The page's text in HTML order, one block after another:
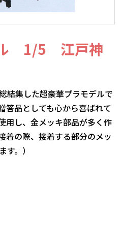
ル 1/5 江戸神
結集した超豪華プラモデルで
答品としても心から喜ばれて
用し、金メッキ部品が多く作
着の際、接着する部分のメッ
。）